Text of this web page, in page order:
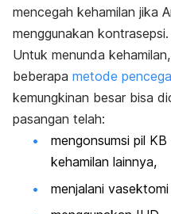
mencegah kehamilan jika
menggunakan kontrasepsi.
Untuk menunda
beberapa metode
kemungkinan besar bisa
pasangan telah:
mengonsumsi pil KB
kehamilan lainnya,
menjalani